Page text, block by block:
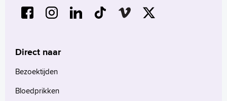
Direct naar
Bezoektijden
Bloedprikken